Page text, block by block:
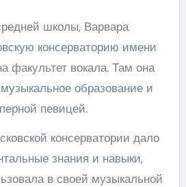
школы, Варвара
консерваторию имени
факультет вокала. Там она
образование и
певицей.
консерватории дало
знания и навыки,
в своей музыкальной